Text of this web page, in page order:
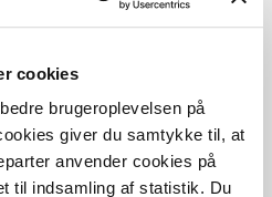
cookies
brugeroplevelsen på
giver du samtykke til, at
anvender cookies på
til indsamling af statistik. Du
godkende et ansøgerpar som